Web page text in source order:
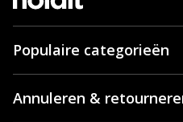
Populaire categorieën
Annuleren &